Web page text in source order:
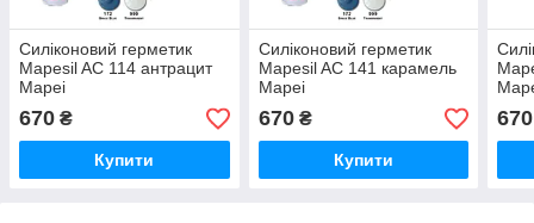
Силіконовий герметик
Mapesil AC 114 антрацит
Mapei
670 ₴
Купити
Силіконовий герметик
Mapesil AC 141 карамель
Mapei
670₴
Купити
670